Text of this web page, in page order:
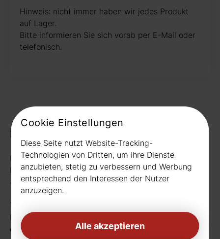
Hinweis: nicht immer haben wir jedes Produkt
auf Lager.
Bitte informieren Sie sich vorab per E-Mail oder
telefonisch.
Kontakt
Rudat GmbH
Borussiastr. 26
44149 Dortmund
Telefon:
Fax: 0231 656990
eMail:
info[at]rudat-gmbh.de
Cookie Einstellungen
Diese Seite nutzt Website-Tracking-
Technologien von Dritten, um ihre Dienste
anzubieten, stetig zu verbessern und Werbung
entsprechend den Interessen der Nutzer
anzuzeigen.
Alle akzeptieren